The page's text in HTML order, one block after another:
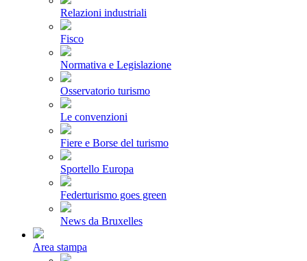
Relazioni industriali
Fisco
Normativa e Legislazione
Osservatorio turismo
Le convenzioni
Fiere e Borse del turismo
Sportello Europa
Federturismo goes green
News da Bruxelles
Area stampa